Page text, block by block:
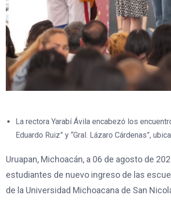
La rectora Yarabí Ávila encabezó los
Eduardo Ruiz” y “Gral. Lázaro Cárdenas”,
Uruapan, Michoacán, a 06 de agosto de
estudiantes de nuevo ingreso de las
de la Universidad Michoacana de San